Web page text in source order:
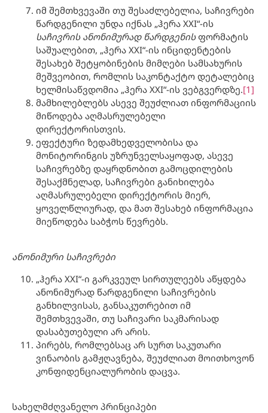
იმ შემთხვევაში თუ შესაძლებელია, საჩივრები
წარდგენილი უნდა იქნას „ჰერა XXI“-ის
საჩივრის ანონიმურად წარდგენისფორმატის
საშუალებით, „ჰერა XXI“-ის ინციდენტების
შესახებ შეტყობინების მიმღები სამსახურის
მეშვეობით, რომლის საკონტაქტო დეტალებიც
ხელმისაწვდომია „ჰერა XXI“-ის ვებგვერდზე.[1]
მამხილებლებს ასევე შეუძლიათ ინფორმაციის
მიწოდება აღმასრულებელი
დირექტორისთვის.
ეფექტური ზედამხედველობისა და
მონიტორინგის უზრუნველსაყოფად, ასევე
საჩივრებზე დაყრდნობით გამოცდილების
შესაქმნელად, საჩივრები განიხილება
აღმასრულებელი დირექტორის მიერ,
ყოველწლიურად, და მათ შესახებ ინფორმაცია
მიეწოდება საბჭოს წევრებს.
ანონიმური საჩივრები
„ჰერა XXI“-ი გარკვეულ სირთულეებს აწყდება
ანონიმურად წარდგენილი საჩივრების
განხილვისას, განსაკუთრებით იმ
შემთხვევაში, თუ საჩივარი საკმარისად
დასაბუთებული არ არის.
პირებს, რომლებსაც არ სურთ საკუთარი
ვინაობის გამჟღავნება, შეუძლიათ მოითხოვონ
კონფიდენციალურობის დაცვა.
სახელმძღვანელო პრინციპები